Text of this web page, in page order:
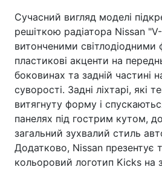
Сучасний вигляд моделі
решіткою радіатора Nissan
витонченими світлодіодними
пластикові акценти на
боковинах та задній частині
суворості. Задні ліхтарі, які
витягнуту форму і
панелях під гострим кутом,
загальний зухвалий стиль
Додатково, Nissan презентує
кольоровий логотип Kicks на